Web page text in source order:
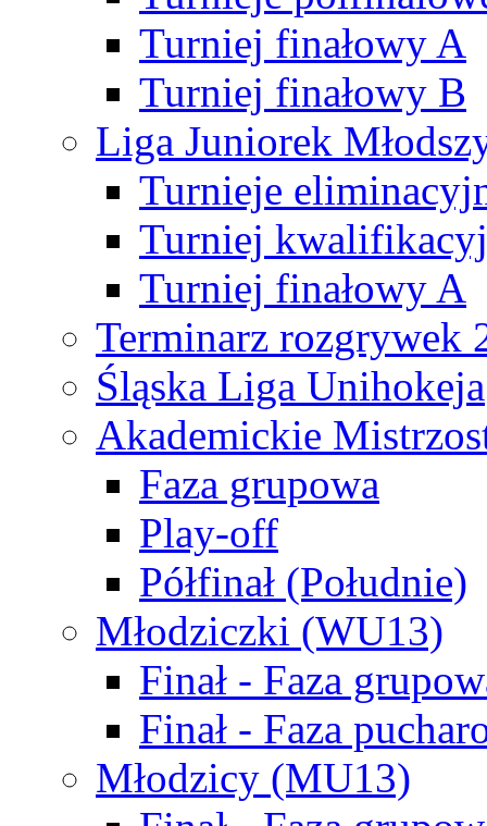
Turniej finałowy A
Turniej finałowy B
Liga Juniorek
Turnieje
Turniej
Turniej finałowy A
Terminarz rozgrywek
Śląska Liga Unihokeja
Akademickie
Faza grupowa
Play-off
Półfinał (Południe)
Młodziczki (WU13)
Finał - Faza
Finał - Faza
Młodzicy (MU13)